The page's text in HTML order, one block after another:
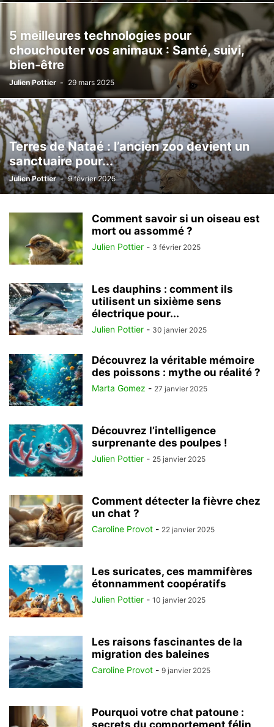
5 meilleures technologies pour
chouchouter vos animaux : Santé, suivi,
bien-être
Julien Pottier - 29 mars 2025
Terres de Nataé : l’ancien zoo devient un
sanctuaire pour...
Julien Pottier - 9 février 2025
Comment savoir si un oiseau est
mort ou assommé ?
Julien Pottier - 3 février 2025
Les dauphins : comment ils
utilisent un sixième sens
électrique pour...
Julien Pottier - 30 janvier 2025
Découvrez la véritable mémoire
des poissons : mythe ou réalité ?
Marta Gomez - 27 janvier 2025
Découvrez l’intelligence
surprenante des poulpes !
Julien Pottier - 25 janvier 2025
Comment détecter la fièvre chez
un chat ?
Caroline Provot - 22 janvier 2025
Les suricates, ces mammifères
étonnamment coopératifs
Julien Pottier - 10 janvier 2025
Les raisons fascinantes de la
migration des baleines
Caroline Provot - 9 janvier 2025
Pourquoi votre chat patoune :
secrets du comportement félin